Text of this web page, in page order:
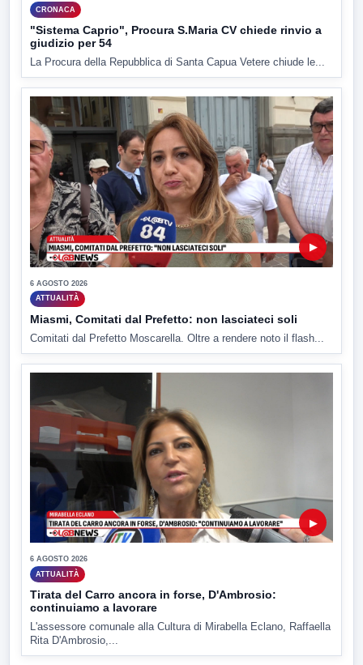
CRONACA
"Sistema Caprio", Procura S.Maria CV chiede rinvio a
giudizio per 54
La Procura della Repubblica di Santa Capua Vetere chiude le...
▶
6 AGOSTO 2026
ATTUALITÀ
Miasmi, Comitati dal Prefetto: non lasciateci soli
Comitati dal Prefetto Moscarella. Oltre a rendere noto il flash...
▶
6 AGOSTO 2026
ATTUALITÀ
Tirata del Carro ancora in forse, D'Ambrosio:
continuiamo a lavorare
L'assessore comunale alla Cultura di Mirabella Eclano, Raffaella
Rita D'Ambrosio,...